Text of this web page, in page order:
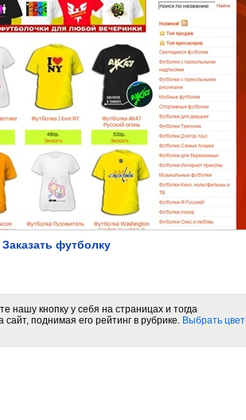
Заказать футболку
нашу кнопку у себя на страницах и тогда
сайт, поднимая его рейтинг в рубрике. Выбрать цвет